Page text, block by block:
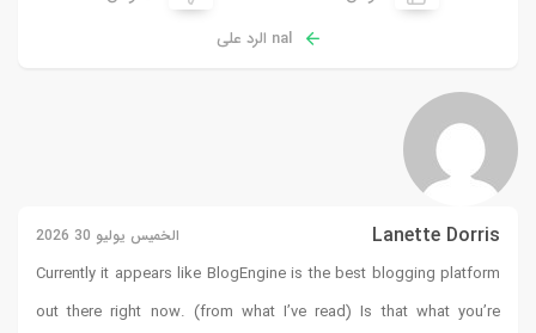
الخميس يوليو 30 2026
Currently it appears like
out there right now. (from